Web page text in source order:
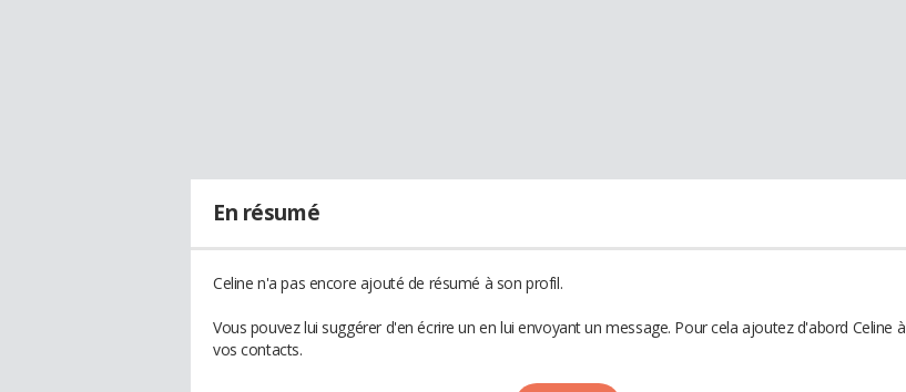
En résumé
Celine n'a pas encore ajouté de résumé à son profil.
Vous pouvez lui suggérer d'en écrire un en lui envoyant un message. Pour cela ajoutez d'abord Celine à
vos contacts.